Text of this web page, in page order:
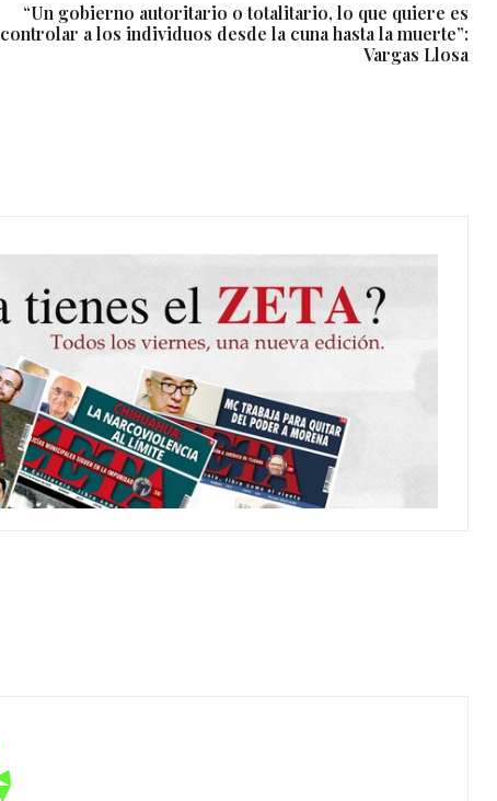
“Un gobierno autoritario o totalitario, lo que quiere es
controlar a los individuos desde la cuna hasta la muerte”:
Vargas Llosa